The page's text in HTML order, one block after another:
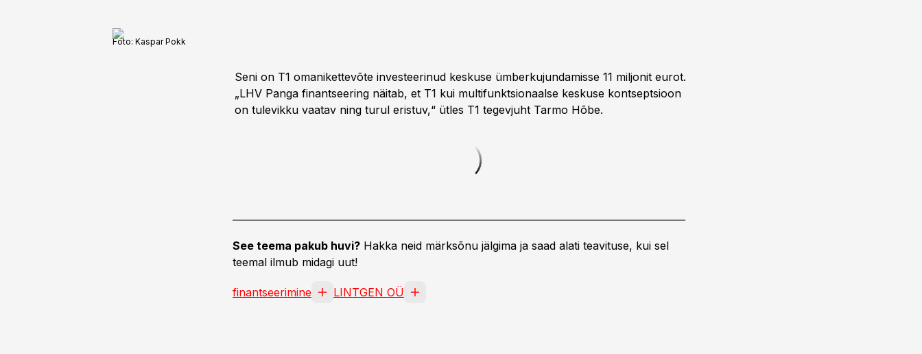
Foto: Kaspar Pokk
Seni on T1 omanikettevõte investeerinud keskuse ümberkujundamisse 11 miljonit eurot.
„LHV Panga finantseering näitab, et T1 kui multifunktsionaalse keskuse kontseptsioon
on tulevikku vaatav ning turul eristuv,“ ütles T1 tegevjuht Tarmo Hõbe.
See teema pakub huvi? Hakka neid märksõnu jälgima ja saad alati teavituse, kui sel
teemal ilmub midagi uut!
finantseerimine LINTGEN OÜ